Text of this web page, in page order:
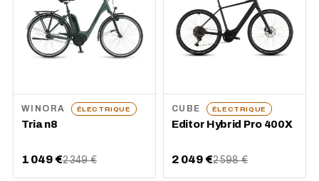
WINORA ÉLECTRIQUE
Tria n8
1 049 €2 349 €
CUBE ÉLECTRIQUE
Editor Hybrid Pro 400X
2 049 €2 598 €